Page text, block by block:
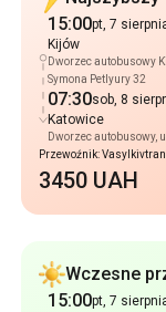
15:00pt, 7
Kijów
Dworzec autobusowy
Symona Petlyury 32
07:30sob, 8
Katowice
Dworzec autobusowy,
Przewoźnik:
3450 UAH
Wczesne
15:00pt, 7